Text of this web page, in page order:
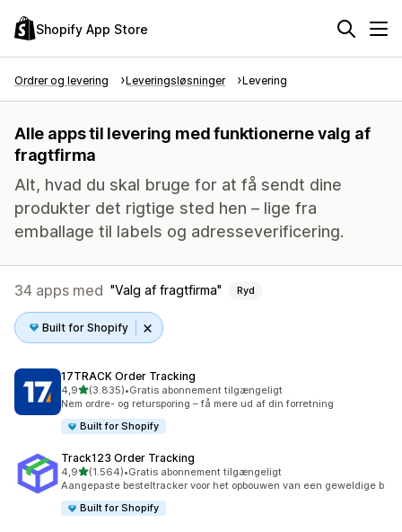
Shopify App Store
Ordrer og levering Leveringsløsninger Levering
Alle apps til levering med funktionerne valg af
fragtfirma
Alt, hvad du skal bruge for at få sendt dine
produkter det rigtige sted hen – lige fra
emballage til labels og adresseverificering.
34 apps med Valg af fragtfirma Ryd
Built for Shopify
17TRACK Order Tracking
4,9ud af 5 stjerner
(3.835)
3835 anmeldelser i alt
•Gratis abonnement tilgængeligt
Nem ordre- og retursporing – få mere ud af din forretning
Built for Shopify
Track123 Order Tracking
4,9ud af 5 stjerner
(1.564)
1564 anmeldelser i alt
•Gratis abonnement tilgængeligt
Aangepaste besteltracker voor het opbouwen van een geweldige b
Built for Shopify